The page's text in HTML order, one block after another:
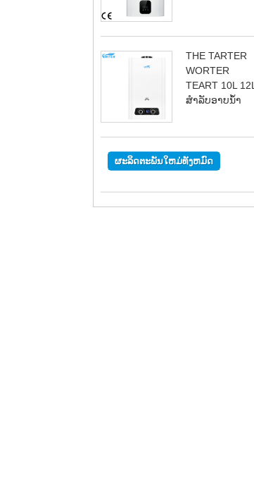
THE TARTER
WORTER
TEART 10L 12L
ສໍາລັບອາບນ້ໍາ
ຜະລິດຕະພັນໃຫມ່ທັງຫມົດ